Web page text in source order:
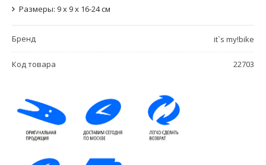
Размеры: 9 х 9 х 16-24 см
Бренд it`s my!bike
Код товара 22703